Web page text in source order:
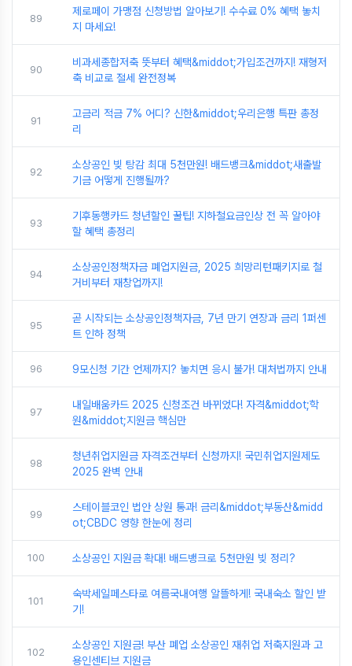
89
제로페이 가맹점 신청방법 알아보기! 수수료 0% 혜택 놓치
지 마세요!
90
비과세종합저축 뜻부터 혜택&middot;가입조건까지! 재형저
축 비교로 절세 완전정복
91
고금리 적금 7% 어디? 신한&middot;우리은행 특판 총정
리
92
소상공인 빚 탕감 최대 5천만원! 배드뱅크&middot;새출발
기금 어떻게 진행될까?
93
기후동행카드 청년할인 꿀팁! 지하철요금인상 전 꼭 알아야
할 혜택 총정리
94
소상공인정책자금 폐업지원금, 2025 희망리턴패키지로 철
거비부터 재창업까지!
95
곧 시작되는 소상공인정책자금, 7년 만기 연장과 금리 1퍼센
트 인하 정책
96 9모신청 기간 언제까지? 놓치면 응시 불가! 대처법까지 안내
97
내일배움카드 2025 신청조건 바뀌었다! 자격&middot;학
원&middot;지원금 핵심만
98
청년취업지원금 자격조건부터 신청까지! 국민취업지원제도
2025 완벽 안내
99
스테이블코인 법안 상원 통과! 금리&middot;부동산&midd
ot;CBDC 영향 한눈에 정리
100 소상공인 지원금 확대! 배드뱅크로 5천만원 빚 정리?
101
숙박세일페스타로 여름국내여행 알뜰하게! 국내숙소 할인 받
기!
102
소상공인 지원금! 부산 폐업 소상공인 재취업 저축지원과 고
용인센티브 지원금